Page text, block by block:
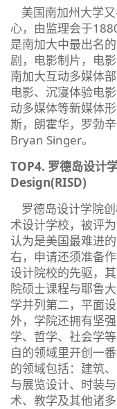
美国南加州大学
心，由监理会于
是南加大中最出名
剧，电影制片，电
南加大互动多媒体
电影、沉寖体验电
动多媒体等新媒体
斯，朗霍华，罗勃
Bryan Singer。
TOP4. 罗德岛设计
Design(RISD)
罗德岛设计学院
术设计学校，被评
认为是美国最难进
右，申请还须准备
设计院校的先驱，
院硕士课程与耶鲁
学并列第二，平面
外，学院还拥有坚
学、哲学、社会学
自的领域里开创一
的领域包括：建筑
与展览设计、时装
术、教学及其他诸多